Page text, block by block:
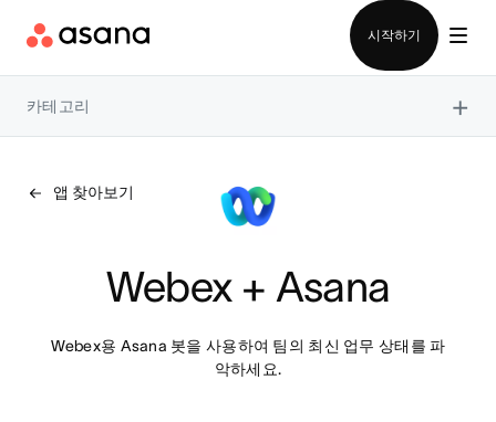
시작하기
카테고리 ×
앱 찾아보기
Webex + Asana
Webex용 Asana 봇을 사용하여 팀의 최신 업무 상태를 파
악하세요.